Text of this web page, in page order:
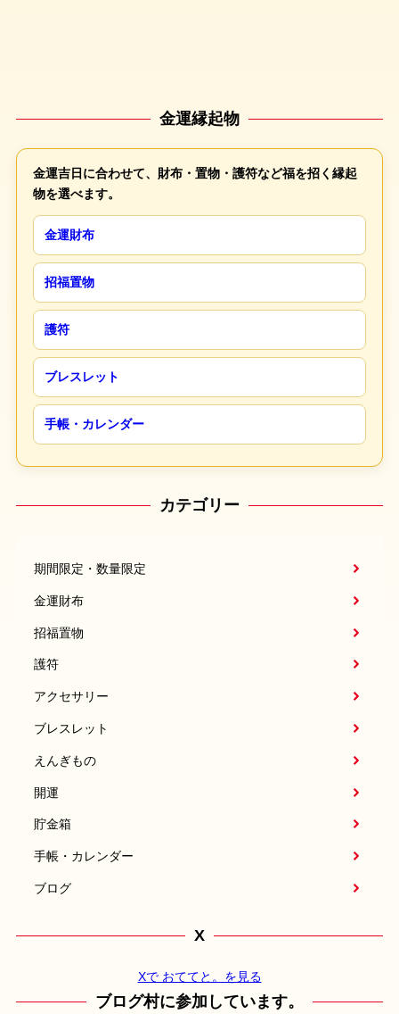
金運縁起物
金運吉日に合わせて、財布・置物・護符など福を招く縁起
物を選べます。
金運財布
招福置物
護符
ブレスレット
手帳・カレンダー
カテゴリー
期間限定・数量限定
金運財布
招福置物
護符
アクセサリー
ブレスレット
えんぎもの
開運
貯金箱
手帳・カレンダー
ブログ
X
Xで おててと。を見る
ブログ村に参加しています。